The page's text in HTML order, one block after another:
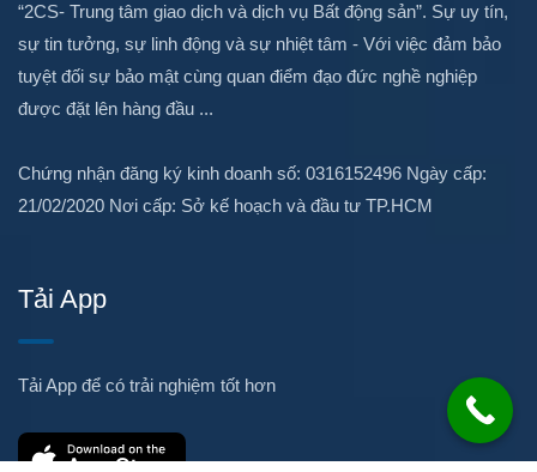
“2CS- Trung tâm giao dịch và dịch vụ Bất động sản”. Sự uy tín,
sự tin tưởng, sự linh động và sự nhiệt tâm - Với việc đảm bảo
tuyệt đối sự bảo mật cùng quan điểm đạo đức nghề nghiệp
được đặt lên hàng đầu ...
Chứng nhận đăng ký kinh doanh số: 0316152496 Ngày cấp:
21/02/2020 Nơi cấp: Sở kế hoạch và đầu tư TP.HCM
Tải App
Tải App để có trải nghiệm tốt hơn